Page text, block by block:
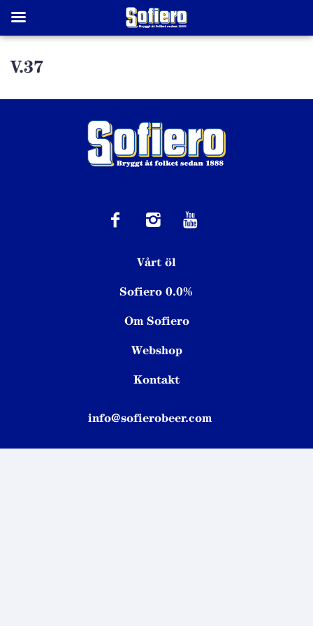
V.37
Vårt öl
Sofiero 0.0%
Om Sofiero
Webshop
Kontakt
info@sofierobeer.com